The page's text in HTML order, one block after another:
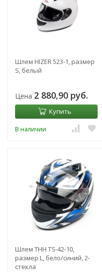
Шлем HIZER 523-1, размер
S, белый
Цена 2 880,90 руб.
Купить
В наличии
Шлем THH TS-42-10,
размер L, бело/синий, 2-
стекла